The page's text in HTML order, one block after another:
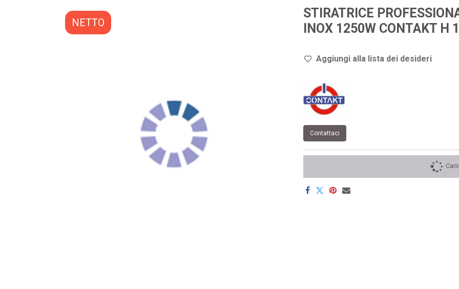
NETTO
STIRATRICE
INOX 1250W CONTAKT H
Aggiungi alla lista dei desideri
Contattaci